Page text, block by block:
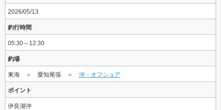
2026/05/13
釣行時間
05:30～12:30
釣場
東海 ＞ 愛知尾張 ＞ 沖・オフショア
ポイント
伊良湖沖